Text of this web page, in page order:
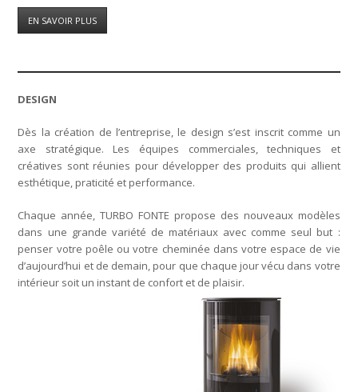
EN SAVOIR PLUS
DESIGN
Dès la création de l’entreprise, le design s’est inscrit comme un
axe stratégique. Les équipes commerciales, techniques et
créatives sont réunies pour développer des produits qui allient
esthétique, praticité et performance.
Chaque année, TURBO FONTE propose des nouveaux modèles
dans une grande variété de matériaux avec comme seul but :
penser votre poêle ou votre cheminée dans votre espace de vie
d’aujourd’hui et de demain, pour que chaque jour vécu dans votre
intérieur soit un instant de confort et de plaisir.